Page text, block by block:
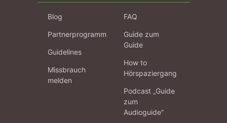
Blog
Partnerprogramm
Guidelines
Missbrauch
melden
FAQ
Guide zum
Guide
How to
Hörspaziergang
Podcast „Guide
zum
Audioguide“